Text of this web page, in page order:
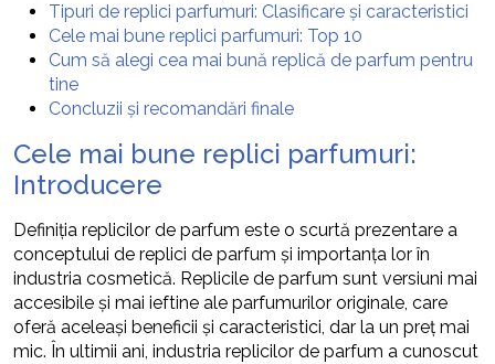
Tipuri de replici parfumuri: Clasificare și caracteristici
Cele mai bune replici parfumuri: Top 10
Cum să alegi cea mai bună replică de parfum pentru
tine
Concluzii și recomandări finale
Cele mai bune replici parfumuri:
Introducere
Definiția replicilor de parfum este o scurtă prezentare a
conceptului de replici de parfum și importanța lor în
industria cosmetică. Replicile de parfum sunt versiuni mai
accesibile și mai ieftine ale parfumurilor originale, care
oferă aceleași beneficii și caracteristici, dar la un preț mai
mic. În ultimii ani, industria replicilor de parfum a cunoscut